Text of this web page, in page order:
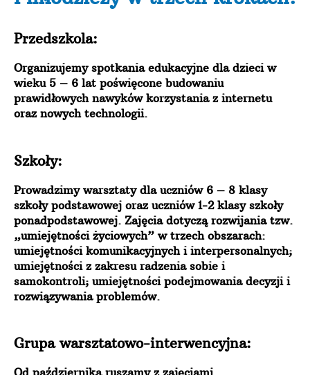
Przedszkola:
Organizujemy spotkania edukacyjne dla dzieci w
wieku 5 – 6 lat poświęcone budowaniu
prawidłowych nawyków korzystania z internetu
oraz nowych technologii.
Szkoły:
Prowadzimy warsztaty dla uczniów 6 – 8 klasy
szkoły podstawowej oraz uczniów 1-2 klasy szkoły
ponadpodstawowej. Zajęcia dotyczą rozwijania tzw.
„umiejętności życiowych” w trzech obszarach:
umiejętności komunikacyjnych i interpersonalnych;
umiejętności z zakresu radzenia sobie i
samokontroli; umiejętności podejmowania decyzji i
rozwiązywania problemów.
Grupa warsztatowo-interwencyjna: